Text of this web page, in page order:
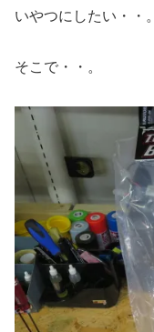
いやつにしたい・・。
そこで・・。